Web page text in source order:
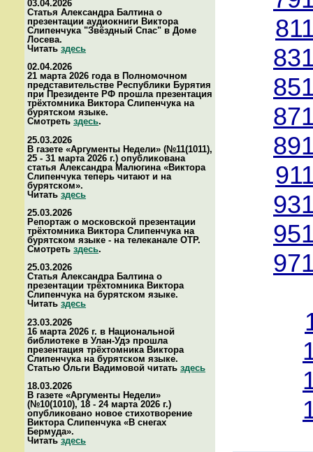
03.04.2026
Статья Александра Балтина о
презентации аудиокниги Виктора
Слипенчука "Звёздный Спас" в Доме
Лосева.
Читать здесь
02.04.2026
21 марта 2026 года в Полномочном
представительстве Республики Бурятия
при Президенте РФ прошла презентация
трёхтомника Виктора Слипенчука на
бурятском языке.
Смотреть здесь.
25.03.2026
В газете «Аргументы Недели» (№11(1011),
25 - 31 марта 2026 г.) опубликована
статья Александра Малюгина «Виктора
Слипенчука теперь читают и на
бурятском».
Читать здесь
25.03.2026
Репортаж о московской презентации
трёхтомника Виктора Слипенчука на
бурятском языке - на телеканале ОТР.
Смотреть здесь.
25.03.2026
Статья Александра Балтина о
презентации трёхтомника Виктора
Слипенчука на бурятском языке.
Читать здесь
23.03.2026
16 марта 2026 г. в Национальной
библиотеке в Улан-Удэ прошла
презентация трёхтомника Виктора
Слипенчука на бурятском языке.
Статью Ольги Вадимовой читать здесь
18.03.2026
В газете «Аргументы Недели»
(№10(1010), 18 - 24 марта 2026 г.)
опубликовано новое стихотворение
Виктора Слипенчука «В снегах
Бермуда».
Читать здесь